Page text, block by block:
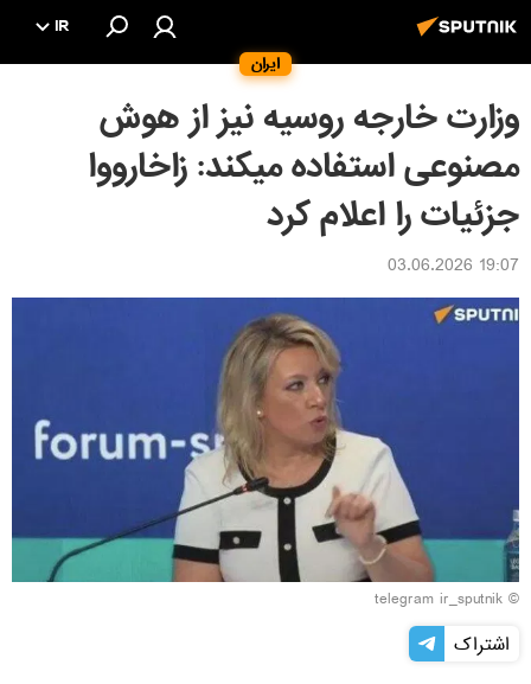
ایران
IR
وزارت خارجه روسیه نیز از هوش
مصنوعی استفاده میکند: زاخارووا
جزئیات را اعلام کرد
19:07 03.06.2026
© telegram ir_sputnik
اشتراک